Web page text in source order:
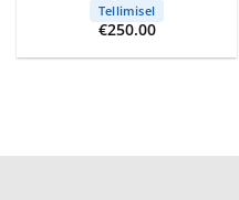
Tellimisel
€250.00